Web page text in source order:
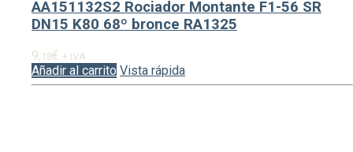
AA151132S2 Rociador Montante F1-56 SR
DN15 K80 68º bronce RA1325
9,18€ + IVA
Añadir al carrito Vista rápida